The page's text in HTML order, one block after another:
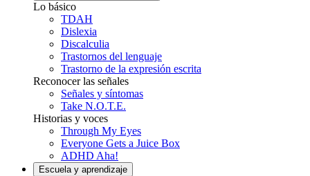
Lo básico
TDAH
Dislexia
Discalculia
Trastornos del lenguaje
Trastorno de la expresión escrita
Reconocer las señales
Señales y síntomas
Take N.O.T.E.
Historias y voces
Through My Eyes
Everyone Gets a Juice Box
ADHD Aha!
Escuela y aprendizaje